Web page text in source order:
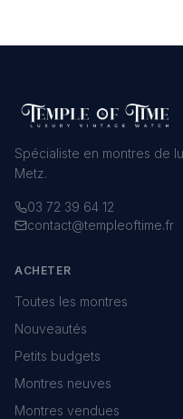
Spécialiste en montres de
Metz.
03 72 39 64 12
contact@templeoftime.fr
ACHETER
Toutes les montres
Nouveautés
Petits budgets
Montres neuves
Montres vendues